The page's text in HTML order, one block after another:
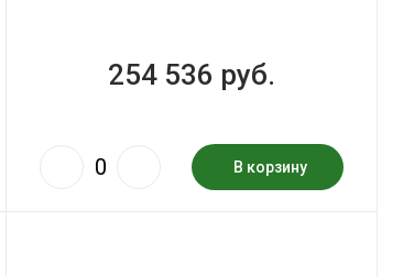
254 536 руб.
В корзину